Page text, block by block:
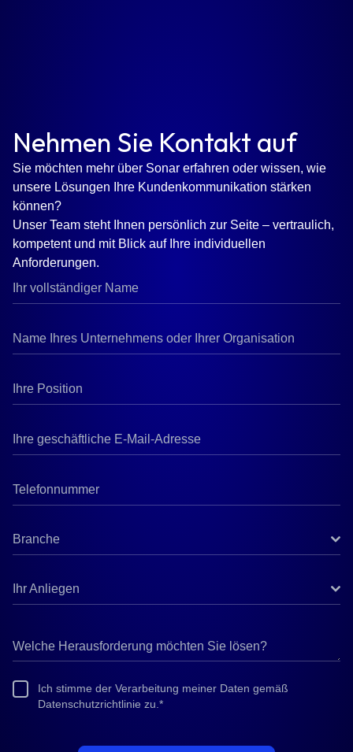
Nehmen Sie Kontakt auf
Sie möchten mehr über Sonar erfahren oder wissen, wie
unsere Lösungen Ihre Kundenkommunikation stärken
können?
Unser Team steht Ihnen persönlich zur Seite – vertraulich,
kompetent und mit Blick auf Ihre individuellen
Anforderungen.
Branche
Ihr Anliegen
Ich stimme der Verarbeitung meiner Daten gemäß
Datenschutzrichtlinie zu.*